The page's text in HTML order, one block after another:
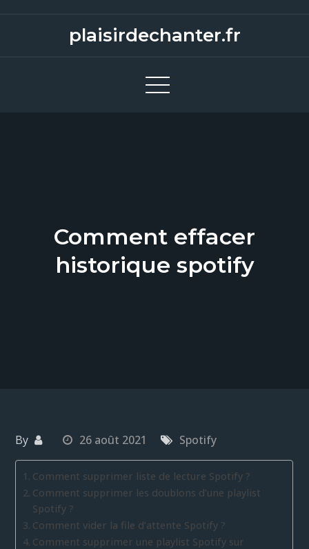
plaisirdechanter.fr
Comment effacer
historique spotify
By 26 août 2021 Spotify
Comment supprimer liste de lecture Spotify ?
Comment supprimer les doublons d’une playlist
Spotify ?
Comment vider la file d’attente Spotify ?
Comment supprimer une playlist Spotify sur